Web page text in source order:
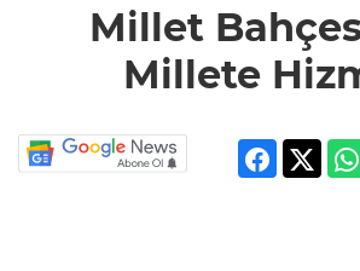
Hizmet
Millet
Millete